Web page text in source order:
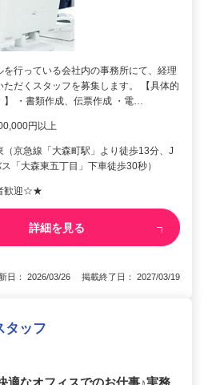
を行っている会社内の事務所にて、経理
ただくスタッフを募集します。 【具体的
】 ・書類作成、伝票作成 ・電…
円以上
（京急線「大森町駅」より徒歩13分、J
「大森東五丁目」下車徒歩30秒）
歓迎☆★
詳細を見る
日： 2026/03/26 掲載終了日： 2027/03/19
タッフ
適なオフィスでのお仕事♪実務